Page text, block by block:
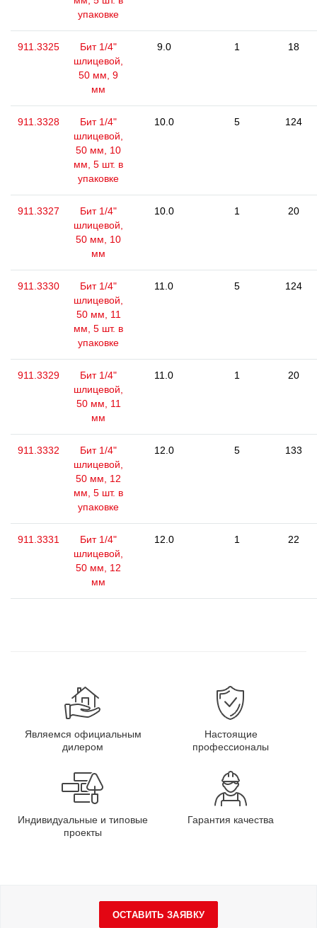
упаковке
911.3325
Бит 1/4"
шлицевой,
50 мм, 9
мм
9.0 1 18
911.3328
Бит 1/4"
шлицевой,
50 мм, 10
мм, 5 шт. в
упаковке
10.0 5 124
911.3327
Бит 1/4"
шлицевой,
50 мм, 10
мм
10.0 1 20
911.3330
Бит 1/4"
шлицевой,
50 мм, 11
мм, 5 шт. в
упаковке
11.0 5 124
911.3329
Бит 1/4"
шлицевой,
50 мм, 11
мм
11.0 1 20
911.3332
Бит 1/4"
шлицевой,
50 мм, 12
мм, 5 шт. в
упаковке
12.0 5 133
911.3331
Бит 1/4"
шлицевой,
50 мм, 12
мм
12.0 1 22
Являемся официальным
дилером
Настоящие
профессионалы
Индивидуальные и типовые
проекты
Гарантия качества
ОСТАВИТЬ ЗАЯВКУ